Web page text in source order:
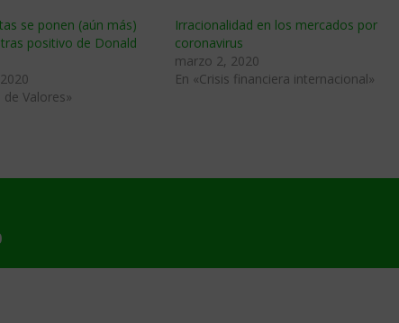
se ponen (aún más)
positivo de Donald
de Valores»
Irracionalidad en los mercados por
coronavirus
marzo 2, 2020
En «Crisis financiera internacional»